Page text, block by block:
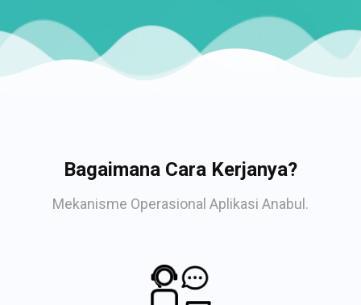
Bagaimana Cara Kerjanya?
Mekanisme Operasional Aplikasi Anabul.